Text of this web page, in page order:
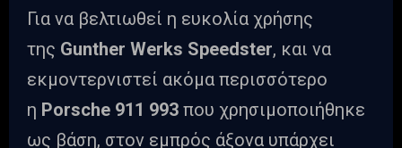
Για να βελτιωθεί η ευκολία χρήσης
της Gunther Werks Speedster, και να
εκμοντερνιστεί ακόμα περισσότερο
η Porsche 911 993 που χρησιμοποιήθηκε
ως βάση, στον εμπρός άξονα υπάρχει